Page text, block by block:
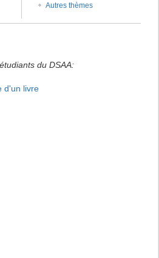
Autres thèmes
du DSAA:
d'un livre